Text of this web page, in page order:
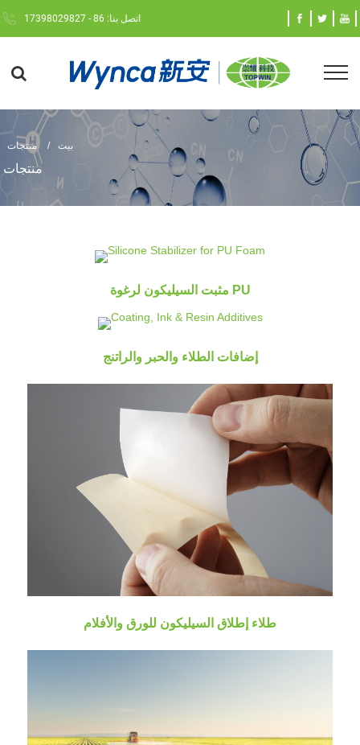
اتصل بنا: 86 - 17398029827
بيت منتجات
منتجات
مثبت السيليكون لرغوة PU
إضافات الطلاء والحبر والراتنج
طلاء إطلاق السيليكون للورق والأفلام